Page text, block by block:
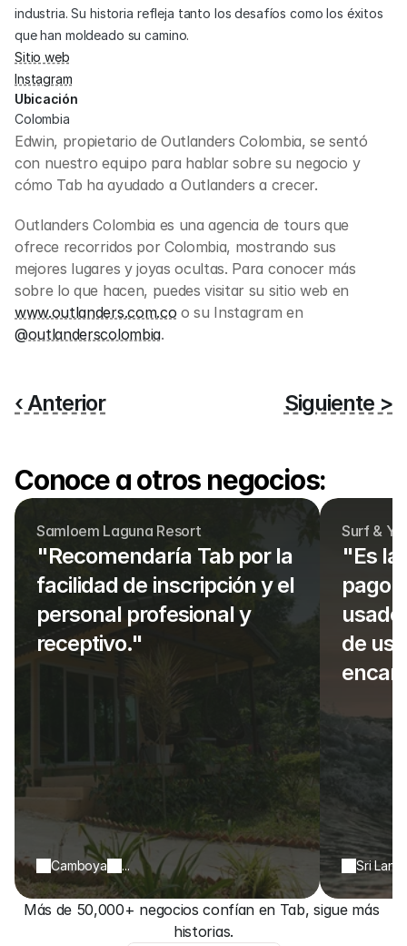
industria. Su historia refleja tanto los desafíos como los éxitos
que han moldeado su camino.
Sitio web
Instagram
Ubicación
Colombia
Edwin, propietario de Outlanders Colombia, se sentó
con nuestro equipo para hablar sobre su negocio y
cómo Tab ha ayudado a Outlanders a crecer.
Outlanders Colombia es una agencia de tours que
ofrece recorridos por Colombia, mostrando sus
mejores lugares y joyas ocultas. Para conocer más
www.outlanders.com.co
@outlanderscolombia.
‹ Anterior Siguiente >
Conoce a otros negocios:
Samloem Laguna Resort
"Recomendaría Tab por la
facilidad de inscripción y el
personal profesional y
receptivo."
Camboya ...
Surf &
"Es la
pago
de
Sri
Más de 50,000+ negocios confían en Tab, sigue más
historias.